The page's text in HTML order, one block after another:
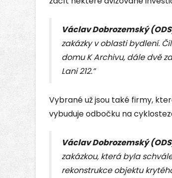
Václav Dobrozemský
zakázky v oblasti bydlení.
domu K Archivu, dále dvě
Lani 212.”
Vybrané už jsou také firmy,
vybuduje odbočku na
Václav Dobrozemský
zakázkou, která byla
rekonstrukce objektu